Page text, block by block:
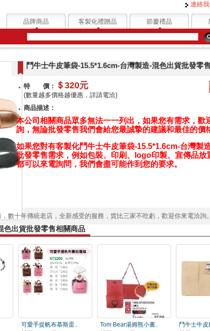
連絡
節慶禮品
客製化禮贈品
品牌商品
鬥牛士牛皮筆袋-15.5*1.6cm-台灣製造-混色出貨批發零售
特 價： ＄320元
(數量越多價格越優惠，詳請電洽)
商品描述：
本公司相關商品眾多無法一一列出，如果您有需求，歡
詢，無論批發零售我們會給您最誠摯的建議和最佳的價
如果您對有客製化鬥牛士牛皮筆袋-15.5*1.6cm-台灣製
批發零售需求，例如包裝、印刷、logo印製、宣傳品放
都可以來電詢問，我們會盡可能作到您的要求。
數十年傳統老店，全新感受的服務，貨比三家不吃虧，歡迎你來電洽詢。
色出貨批發零售相關商品
可愛手提帆布慕斯蛋..
Tom Bear湯姆熊小書..
鬥牛士牛